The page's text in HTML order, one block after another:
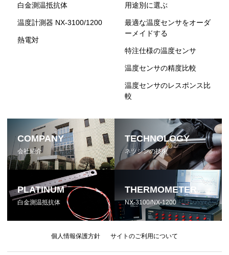
白金測温抵抗体
温度計測器 NX-3100/1200
熱電対
用途別に選ぶ
最適な温度センサをオーダ
ーメイドする
特注仕様の温度センサ
温度センサの精度比較
温度センサのレスポンス比
較
COMPANY
会社紹介
TECHNOLOGY
ネツシンの技術
PLATINUM
白金測温抵抗体
THERMOMETER
NX-3100/NX-1200
個人情報保護方針 サイトのご利用について